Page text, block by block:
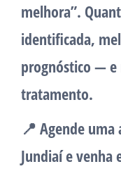
melhora”.
identificada,
prognóstico — e
tratamento.
📍 Agende uma
Jundiaíe venha